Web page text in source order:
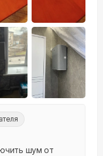
шум от